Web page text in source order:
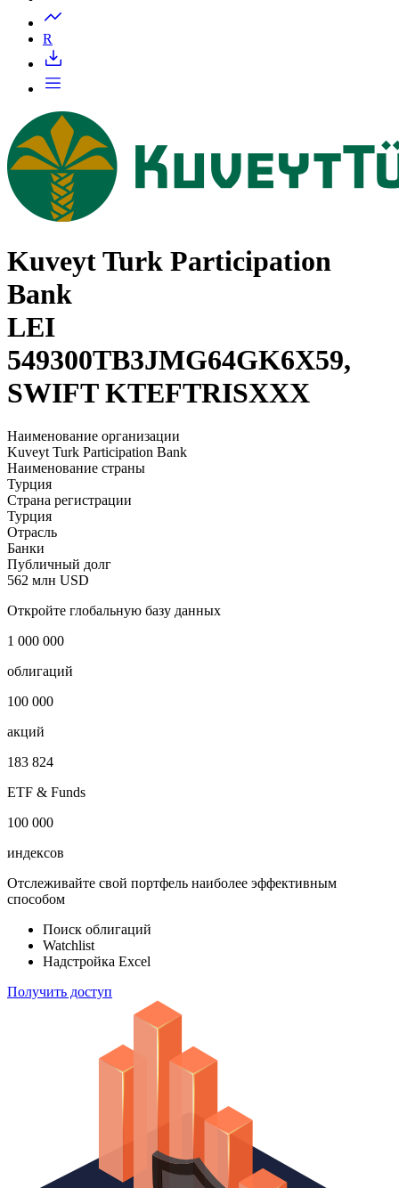
R
Kuveyt Turk Participation
Bank
LEI
549300TB3JMG64GK6X59,
SWIFT KTEFTRISXXX
Наименование организации
Kuveyt Turk Participation Bank
Наименование страны
Турция
Страна регистрации
Турция
Отрасль
Банки
Публичный долг
562 млн USD
Откройте глобальную базу данных
1 000 000
облигаций
100 000
акций
183 824
ETF & Funds
100 000
индексов
Отслеживайте свой портфель наиболее эффективным
способом
Поиск облигаций
Watchlist
Надстройка Excel
Получить доступ